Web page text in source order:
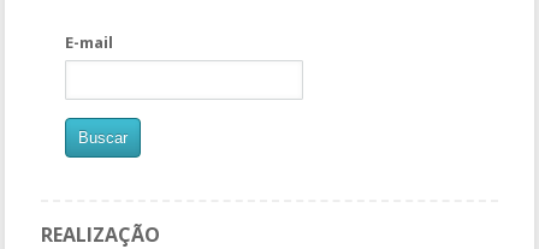
E-mail
REALIZAÇÃO